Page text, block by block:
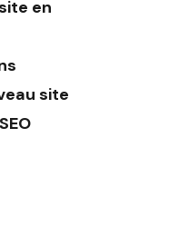
en
site